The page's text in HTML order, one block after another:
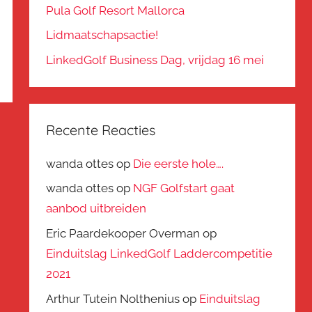
Pula Golf Resort Mallorca
Lidmaatschapsactie!
LinkedGolf Business Dag, vrijdag 16 mei
Recente Reacties
wanda ottes op Die eerste hole….
wanda ottes op NGF Golfstart gaat
aanbod uitbreiden
Eric Paardekooper Overman op
Einduitslag LinkedGolf Laddercompetitie
2021
Arthur Tutein Nolthenius op Einduitslag